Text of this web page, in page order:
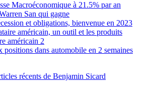
Macroéconomique à 21.5% par an
San qui gagne
et obligations, bienvenue en 2023
américain, un outil et les produits
américain 2
positions dans automobile en 2 semaines
récents de Benjamin Sicard